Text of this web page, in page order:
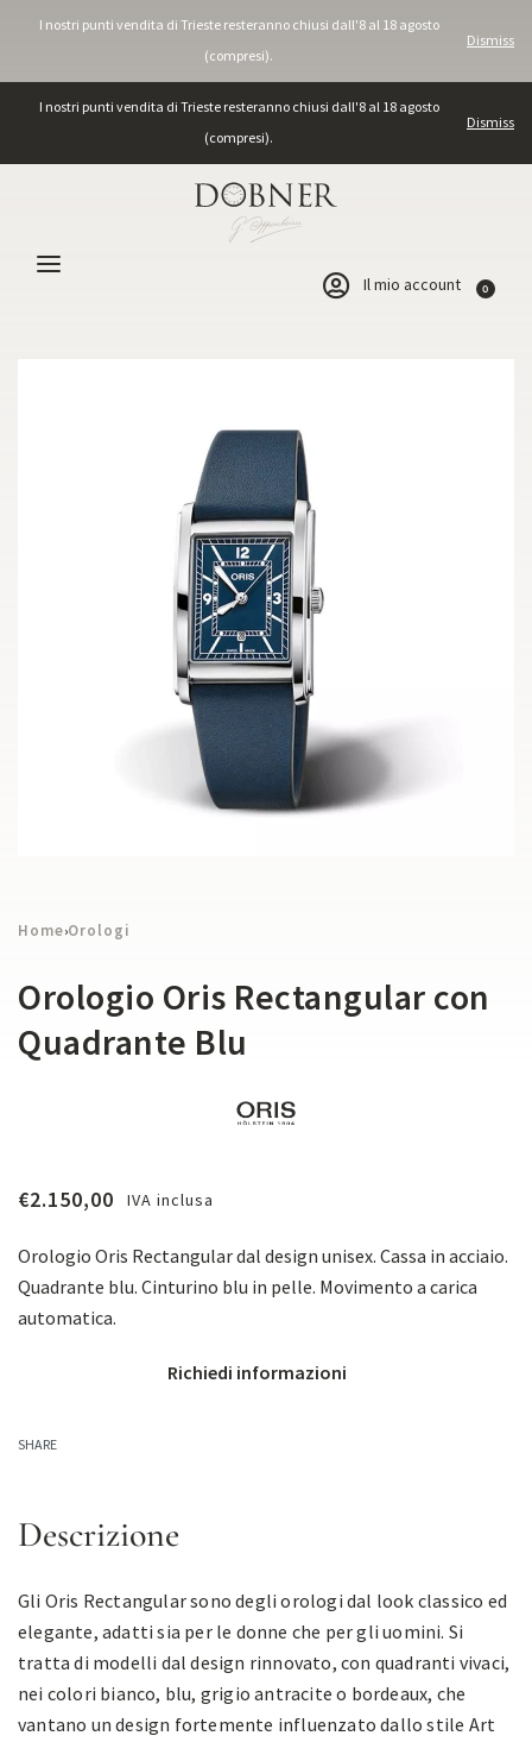
I nostri punti vendita di Trieste resteranno chiusi dall'8 al 18 agosto
(compresi).
Dismiss
I nostri punti vendita di Trieste resteranno chiusi dall'8 al 18 agosto
(compresi).
Dismiss
Il mio account 0
Home›Orologi
Orologio Oris Rectangular con
Quadrante Blu
€2.150,00 IVA inclusa
Orologio Oris Rectangular dal design unisex. Cassa in acciaio.
Quadrante blu. Cinturino blu in pelle. Movimento a carica
automatica.
Richiedi informazioni
SHARE
Descrizione
Gli Oris Rectangular sono degli orologi dal look classico ed
elegante, adatti sia per le donne che per gli uomini. Si
tratta di modelli dal design rinnovato, con quadranti vivaci,
nei colori bianco, blu, grigio antracite o bordeaux, che
vantano un design fortemente influenzato dallo stile Art